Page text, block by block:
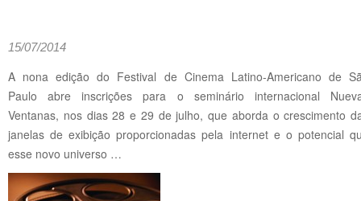
15/07/2014
A nona edição do Festival de Cinema Latino-Americano de
Paulo abre inscrições para o seminário internacional
Ventanas, nos dias 28 e 29 de julho, que aborda o crescimento
janelas de exibição proporcionadas pela internet e o potencial
esse novo universo …